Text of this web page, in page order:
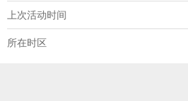
上次活动时间
所在时区